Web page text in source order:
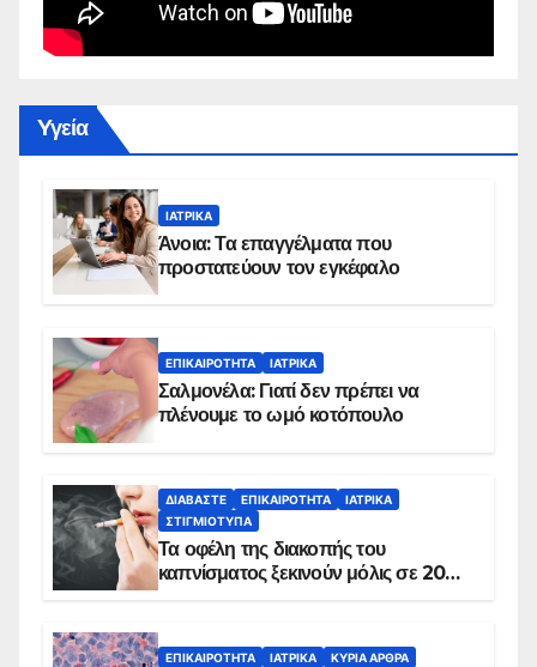
Yγεία
ΙΑΤΡΙΚΆ
Άνοια: Τα επαγγέλματα που
προστατεύουν τον εγκέφαλο
ΕΠΙΚΑΙΡΌΤΗΤΑ ΙΑΤΡΙΚΆ
Σαλμονέλα: Γιατί δεν πρέπει να
πλένουμε το ωμό κοτόπουλο
ΔΙΑΒΆΣΤΕ ΕΠΙΚΑΙΡΌΤΗΤΑ
ΙΑΤΡΙΚΆ
ΣΤΙΓΜΙΌΤΥΠΑ
Τα οφέλη της διακοπής του
καπνίσματος ξεκινούν μόλις σε 20
ΕΠΙΚΑΙΡΌΤΗΤΑ ΙΑΤΡΙΚΆ ΚΥΡΙΑ ΑΡΘΡΑ